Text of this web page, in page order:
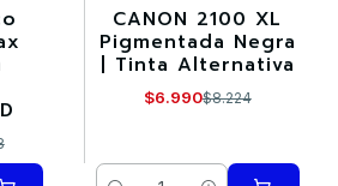
-15%
CANON 2100 XL
Pigmentada Negra
| Tinta Alternativa
$6.990$8.224